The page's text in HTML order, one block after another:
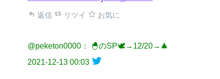
返信 リツイ お気に
@peketon0000： 🐣のSP🕊→12/20→🎄
2021-12-13 00:03